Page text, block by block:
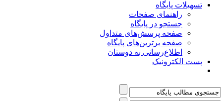
تسهیلات پایگاه
راهنمای صفحات
جستجو در پایگاه
صفحه پرسش‌های متداول
صفحه برترین‌های پایگاه
اطلاع‌رسانی به دوستان
پست الکترونیک